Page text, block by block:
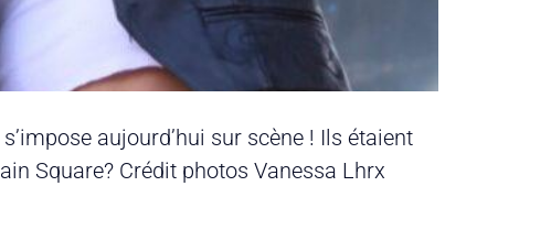
aujourd’hui sur scène ! Ils étaient
Square? Crédit photos Vanessa Lhrx